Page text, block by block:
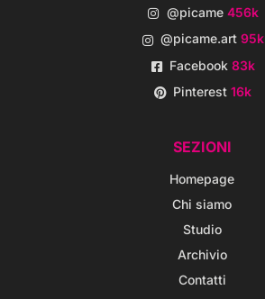
@picame 456k
@picame.art95k
Facebook83k
Pinterest16k
SEZIONI
Homepage
Chi siamo
Studio
Archivio
Contatti